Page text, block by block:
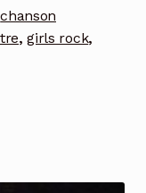
chanson
,girls rock,